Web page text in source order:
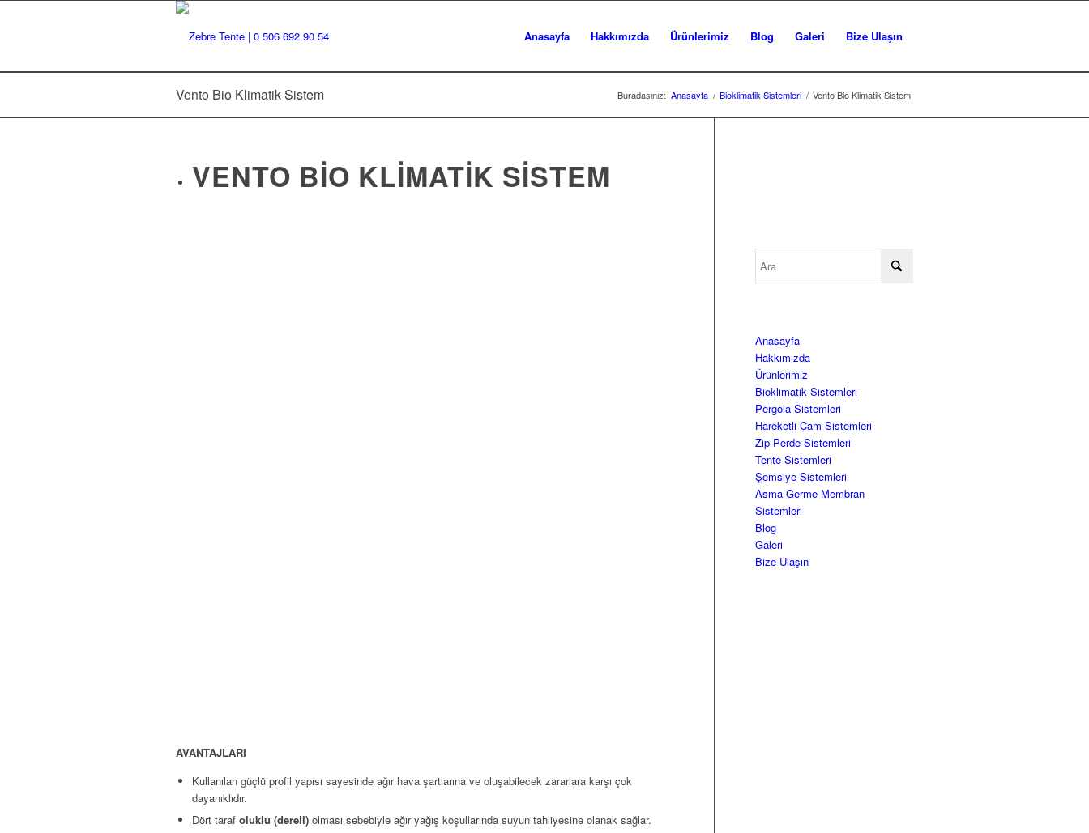
Anasayfa Hakkımızda Ürünlerimiz Blog Galeri Bize Ulaşın
Vento Bio Klimatik Sistem Buradasınız: Anasayfa / Bioklimatik Sistemleri / Vento Bio Klimatik Sistem
VENTO BIO KLIMATIK SISTEM
AVANTAJLARI
Kullanılan güçlü profil yapısı sayesinde ağır hava şartlarına ve oluşabilecek zararlara karşı çok
dayanıklıdır.
Dört taraf oluklu (dereli) olması sebebiyle ağır yağış koşullarında suyun tahliyesine olanak sağlar.
Anasayfa
Hakkımızda
Ürünlerimiz
Bioklimatik Sistemleri
Pergola Sistemleri
Hareketli Cam Sistemleri
Zip Perde Sistemleri
Tente Sistemleri
Şemsiye Sistemleri
Asma Germe Membran
Sistemleri
Blog
Galeri
Bize Ulaşın